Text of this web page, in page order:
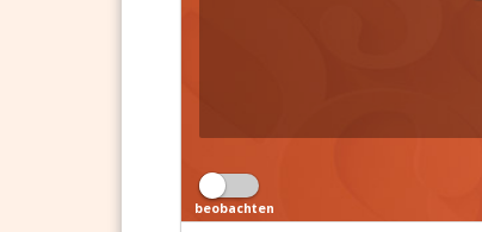
beobachten